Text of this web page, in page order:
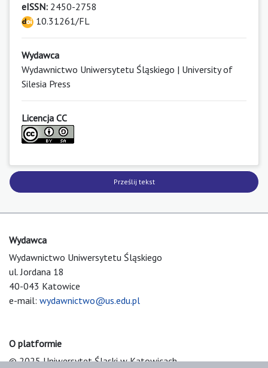
eISSN: 2450-2758
10.31261/FL
Wydawca
Wydawnictwo Uniwersytetu Śląskiego | University of
Silesia Press
Licencja CC
Prześlij tekst
Wydawca
Wydawnictwo Uniwersytetu Śląskiego
ul. Jordana 18
40-043 Katowice
e-mail: wydawnictwo@us.edu.pl
O platformie
© 2025 Uniwersytet Śląski w Katowicach